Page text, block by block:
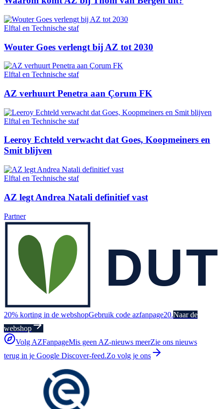
Elftal en Technische staf
Wouter Goes verlengt bij AZ tot 2030
Elftal en Technische staf
AZ verhuurt Penetra aan Çorum FK
Elftal en Technische staf
Leeroy Echteld verwacht dat Goes, Koopmeiners en
Smit blijven
Elftal en Technische staf
AZ legt Andrea Natali definitief vast
Partner
20% korting in de webshopGebruik code azfanpage20.Naar de
webshop
Volg AZFanpageMis geen AZ-nieuws meerZie ons nieuws
terug in je Google Discover-feed.Zo volg je ons